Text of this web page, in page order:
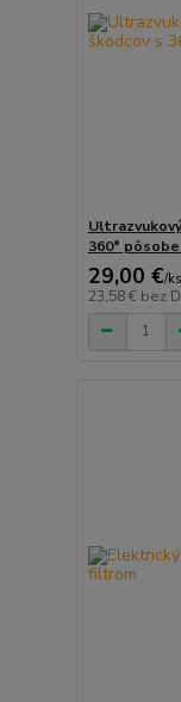
360°
29,00 €/ks
23,58 € bez